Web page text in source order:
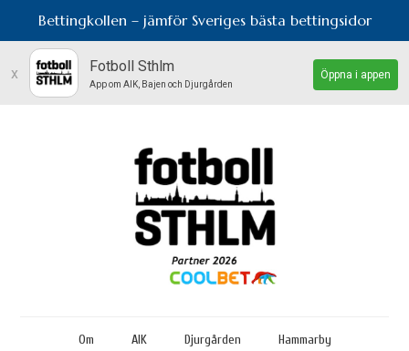
Bettingkollen – jämför Sveriges bästa bettingsidor
x Fotboll Sthlm
App om AIK, Bajen och Djurgården
Öppna i appen
Om AIK Djurgården Hammarby